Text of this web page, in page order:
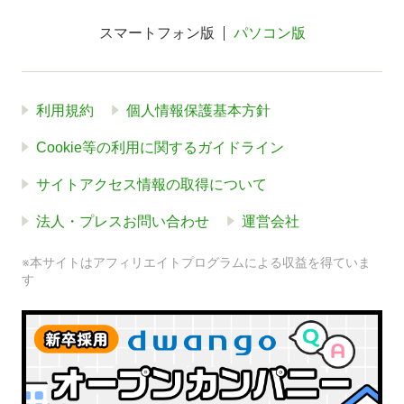
スマートフォン版 パソコン版
利用規約 個人情報保護基本方針
Cookie等の利用に関するガイドライン
サイトアクセス情報の取得について
法人・プレスお問い合わせ 運営会社
※本サイトはアフィリエイトプログラムによる収益を得ていま
す